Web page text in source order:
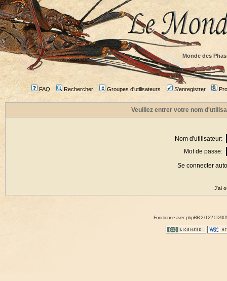
Monde des
FAQ Rechercher Groupes d'utilisateurs S'enregistrer
Veuillez entrer votre nom
Nom d'utilisateur:
Mot de passe:
Se connecter
J'ai
Fonctionne avecphpBB2.0.22 ©